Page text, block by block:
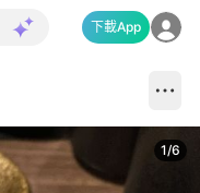
下載App
1/6